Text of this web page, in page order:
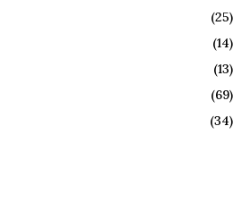
(25)
(14)
(13)
(69)
(34)